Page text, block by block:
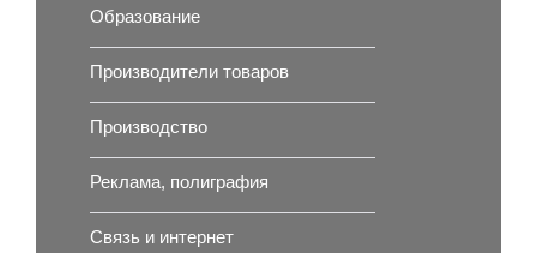
Образование
Производители товаров
Производство
Реклама, полиграфия
Связь и интернет